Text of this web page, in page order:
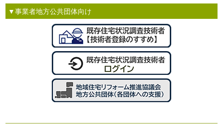
▼事業者地方公共団体向け